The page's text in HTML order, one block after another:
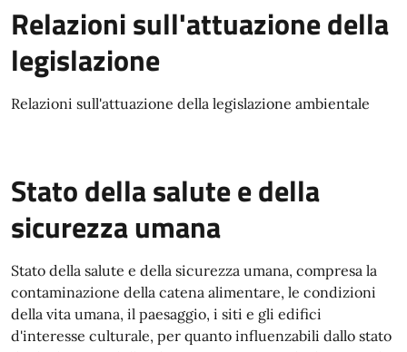
Relazioni sull'attuazione della
legislazione
Relazioni sull'attuazione della legislazione ambientale
Stato della salute e della
sicurezza umana
Stato della salute e della sicurezza umana, compresa la
contaminazione della catena alimentare, le condizioni
della vita umana, il paesaggio, i siti e gli edifici
d'interesse culturale, per quanto influenzabili dallo stato